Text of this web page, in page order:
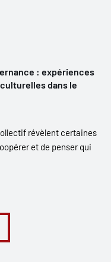
: expériences
dans le
révèlent certaines
et de penser qui